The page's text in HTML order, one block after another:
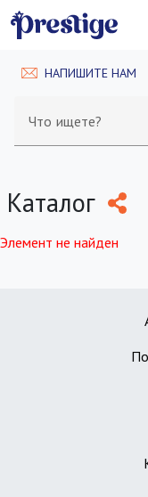
НАПИШИТЕ НАМ
Что ищете?
Каталог
Элемент не найден